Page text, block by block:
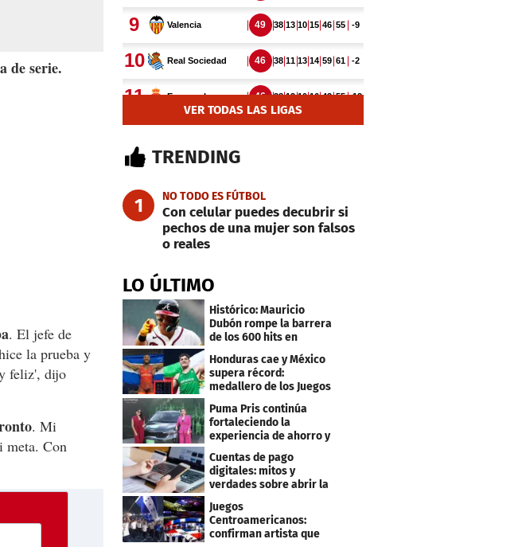
de serie.
. El jefe de
la prueba y
feliz', dijo
. Mi
meta. Con
VER TODAS LAS LIGAS
TRENDING
1 NO TODO ES FÚTBOL
Con celular puedes decubrir si
pechos de una mujer son falsos
o reales
LO ÚLTIMO
Histórico: Mauricio
Dubón rompe la barrera
de los 600 hits en
Honduras cae y México
supera récord:
medallero de los Juegos
Centroamericanos
Puma Pris continúa
fortaleciendo la
experiencia de ahorro y
beneficios para sus
clientes
Cuentas de pago
digitales: mitos y
verdades sobre abrir la
Juegos
Centroamericanos:
confirman artista que